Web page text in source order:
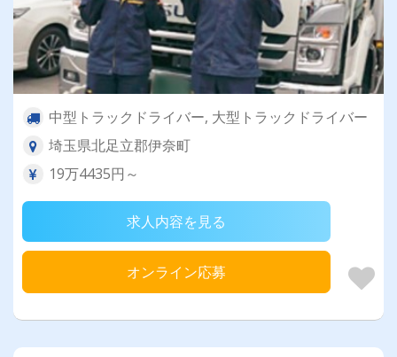
中型トラックドライバー, 大型トラックドライバー
埼玉県北足立郡伊奈町
19万4435円～
求人内容を見る
オンライン応募